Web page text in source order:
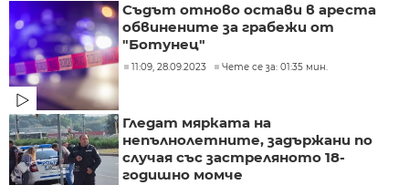
Съдът отново остави в ареста
обвинените за грабежи от
"Ботунец"
11:09, 28.09.2023 Чете се за: 01:35 мин.
Гледат мярката на
непълнолетните, задържани по
случая със застреляното 18-
годишно момче